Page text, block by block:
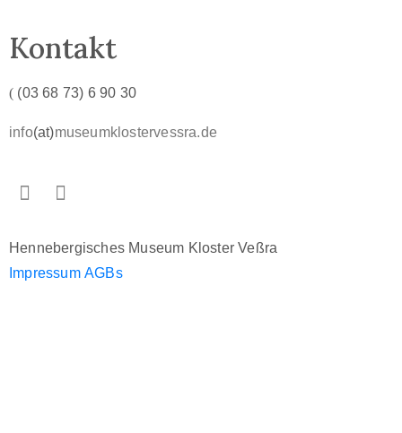
Kontakt
( (03 68 73) 6 90 30
info(at)museumklostervessra.de
Hennebergisches Museum Kloster Veßra
Impressum AGBs